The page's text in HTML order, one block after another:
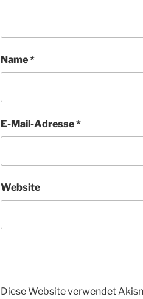
Name*
E-Mail-Adresse*
Website
Diese Website verwendet